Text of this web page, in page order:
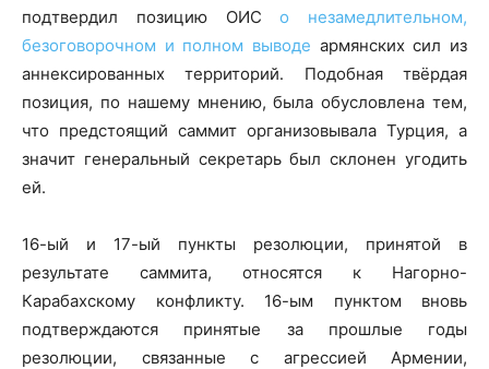
подтвердил позицию ОИСо незамедлительном,
безоговорочном и полном выводе армянских сил из
аннексированных территорий․ Подобная твёрдая
позиция, по нашему мнению, была обусловлена тем,
что предстоящий саммит организовывала Турция, а
значит генеральный секретарь был склонен угодить
ей.
16-ый и 17-ый пункты резолюции, принятой в
результате саммита, относятся к Нагорно-
Карабахскому конфликту. 16-ым пунктом вновь
подтверждаются принятые за прошлые годы
резолюции, связанные с агрессией Армении,